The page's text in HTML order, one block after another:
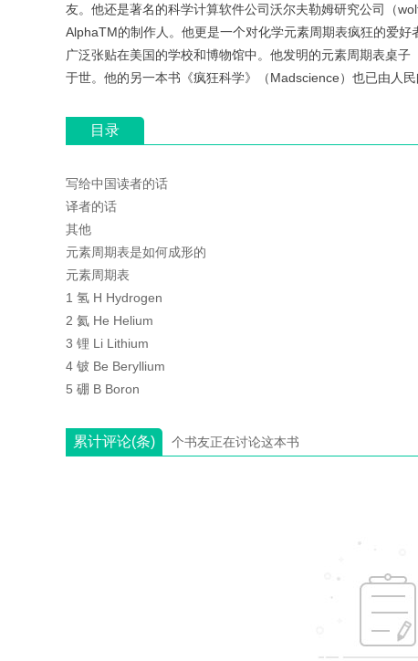
友。他还是著名的科学计算软件公司沃尔夫勒姆研究公司（
AlphaTM的制作人。他更是一个对化学元素周期表疯狂的爱
广泛张贴在美国的学校和博物馆中。他发明的元素周期表桌
于世。他的另一本书《疯狂科学》（Madscience）也已由人
目录
写给中国读者的话
译者的话
其他
元素周期表是如何成形的
元素周期表
1 氢 H Hydrogen
2 氦 He Helium
3 锂 Li Lithium
4 铍 Be Beryllium
5 硼 B Boron
累计评论(条) 个书友正在讨论这本书